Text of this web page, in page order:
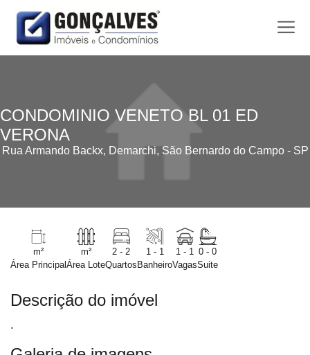
CONDOMINIO VENETO BL 01 ED
VERONA
Rua Armando Backx, Demarchi, São Bernardo do Campo - SP
m²
Área Principal
m²
Área Lote
2 - 2
Quartos
1 - 1
Banheiro
1 - 1
Vagas
0 - 0
Suite
Descrição do imóvel
.